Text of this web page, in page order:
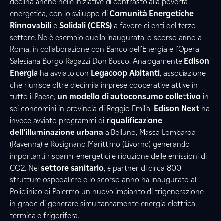
declina anche nelle iniziative di contrasto alla povertà
energetica, con lo sviluppo di Comunità Energetiche
Rinnovabili e Solidali (CERS) a favore di enti del terzo
settore. Ne è esempio quella inaugurata lo scorso anno a
Roma, in collaborazione con Banco dell'Energia e l’Opera
Salesiana Borgo Ragazzi Don Bosco. Analogamente Edison
Energia ha avviato con Legacoop Abitanti, associazione
che riunisce oltre diecimila imprese cooperative attive in
tutto il Paese, un modello di autoconsumo collettivo in
sei condomini in provincia di Reggio Emilia. Edison Next ha
invece avviato programmi di riqualificazione
dell’illuminazione urbana a Belluno, Massa Lombarda
(Ravenna) e Rosignano Marittimo (Livorno) generando
importanti risparmi energetici e riduzione delle emissioni di
CO2. Nel settore sanitario, è partner di circa 800
strutture ospedaliere e lo scorso anno ha inaugurato al
Policlinico di Palermo un nuovo impianto di trigenerazione
in grado di generare simultaneamente energia elettrica,
termica e frigorifera.